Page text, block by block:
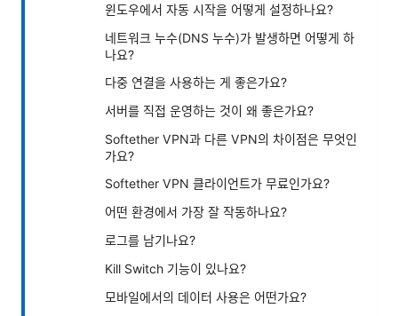
윈도우에서 자동 시작을 어떻게 설정하나요?
네트워크 누수(DNS 누수)가 발생하면 어떻게 하
나요?
다중 연결을 사용하는 게 좋은가요?
서버를 직접 운영하는 것이 왜 좋은가요?
Softether VPN과 다른 VPN의 차이점은 무엇인
가요?
Softether VPN 클라이언트가 무료인가요?
어떤 환경에서 가장 잘 작동하나요?
로그를 남기나요?
Kill Switch 기능이 있나요?
모바일에서의 데이터 사용은 어떤가요?